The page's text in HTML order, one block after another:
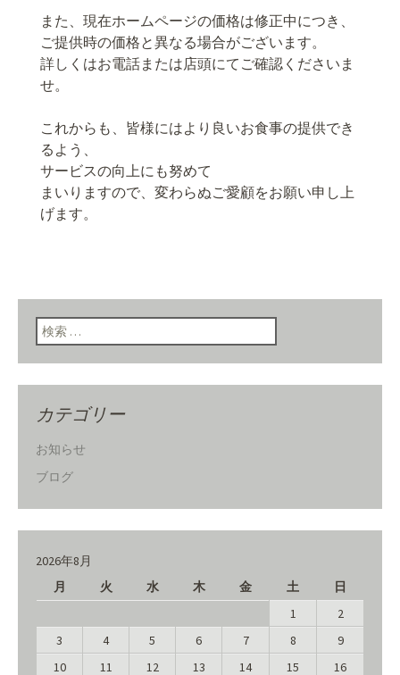
また、現在ホームページの価格は修正中につき、
ご提供時の価格と異なる場合がございます。
詳しくはお電話または店頭にてご確認くださいま
せ。
これからも、皆様にはより良いお食事の提供でき
るよう、
サービスの向上にも努めて
まいりますので、変わらぬご愛顧をお願い申し上
げます。
検索:
カテゴリー
お知らせ
ブログ
2026年8月
月
火 水 木 金 土
日
1
2
3
4 5 6 7 8
9
10
11 12 13 14 15 16